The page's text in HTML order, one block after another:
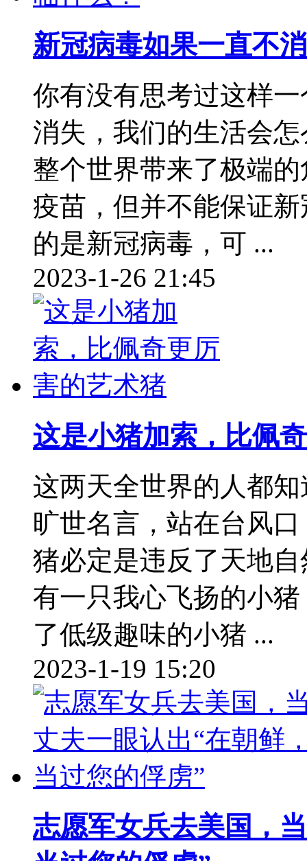
新冠病毒如果一直不
你有没有思考过这样
消失，我们的生活会
整个世界带来了极端
疫苗，但并不能保证
的是新冠病毒，可 ...
2023-1-26 21:45
这是小猪加索，比佩
这两天全世界的人都
旷世名言，站在台风
猪必定是违反了天地
有一只我心飞扬的小
了低级趣味的小猪 ...
2023-1-19 15:20
志愿军女兵去美国，